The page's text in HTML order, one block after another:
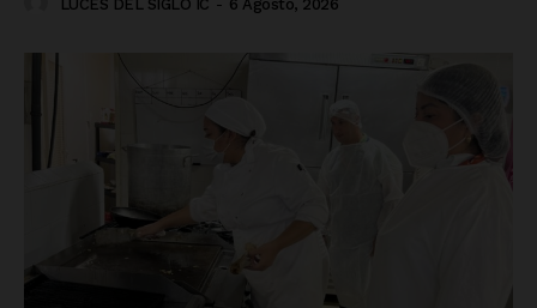
LUCES DEL SIGLO IC - 6 Agosto, 2026